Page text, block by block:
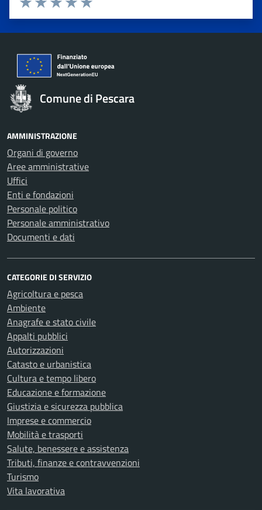
Valuta 5 stelle su 5
Valuta 4 stelle su 5
Valuta 3 stelle su 5
Valuta 2 stelle su 5
Valuta 1 stelle su 5
Comune di Pescara
AMMINISTRAZIONE
Organi di governo
Aree amministrative
Uffici
Enti e fondazioni
Personale politico
Personale amministrativo
Documenti e dati
CATEGORIE DI SERVIZIO
Agricoltura e pesca
Ambiente
Anagrafe e stato civile
Appalti pubblici
Autorizzazioni
Catasto e urbanistica
Cultura e tempo libero
Educazione e formazione
Giustizia e sicurezza pubblica
Imprese e commercio
Mobilità e trasporti
Salute, benessere e assistenza
Tributi, finanze e contravvenzioni
Turismo
Vita lavorativa